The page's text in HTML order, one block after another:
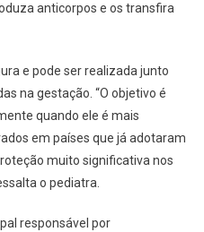
anticorpos e os transfira
e pode ser realizada junto
na gestação. “O objetivo é
quando ele é mais
em países que já adotaram
muito significativa nos
o pediatra.
responsável por